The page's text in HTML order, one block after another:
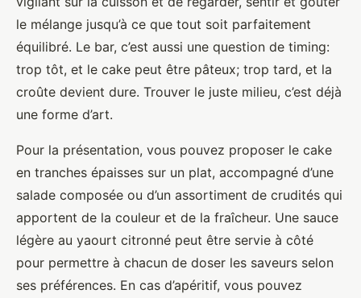
le mélange jusqu’à ce que tout soit parfaitement
équilibré. Le bar, c’est aussi une question de timing:
trop tôt, et le cake peut être pâteux; trop tard, et la
croûte devient dure. Trouver le juste milieu, c’est déjà
une forme d’art.
Pour la présentation, vous pouvez proposer le cake
en tranches épaisses sur un plat, accompagné d’une
salade composée ou d’un assortiment de crudités qui
apportent de la couleur et de la fraîcheur. Une sauce
légère au yaourt citronné peut être servie à côté
pour permettre à chacun de doser les saveurs selon
ses préférences. En cas d’apéritif, vous pouvez